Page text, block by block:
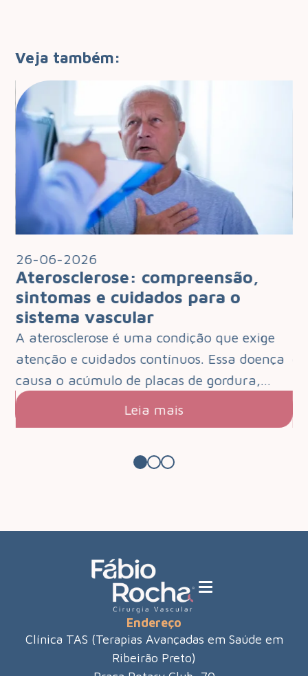
Veja também:
26-06-2026
Aterosclerose: compreensão,
sintomas e cuidados para o
sistema vascular
A aterosclerose é uma condição que exige
atenção e cuidados contínuos. Essa doença
causa o acúmulo de placas de gordura,…
Leia mais
Endereço
Clínica TAS (Terapias Avançadas em Saúde em
Ribeirão Preto)